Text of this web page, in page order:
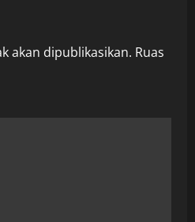
akan dipublikasikan. Ruas